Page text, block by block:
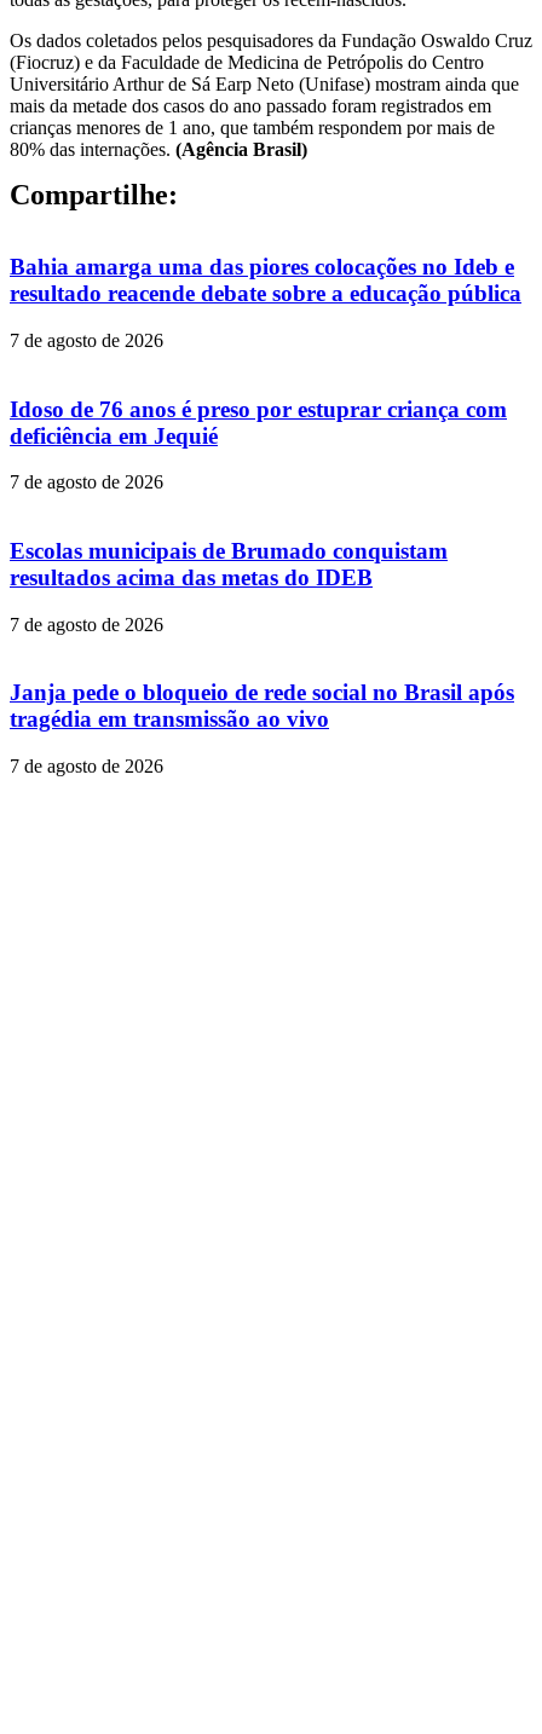
Os dados coletados pelos pesquisadores da Fundação Oswaldo Cruz
(Fiocruz) e da Faculdade de Medicina de Petrópolis do Centro
Universitário Arthur de Sá Earp Neto (Unifase) mostram ainda que
mais da metade dos casos do ano passado foram registrados em
crianças menores de 1 ano, que também respondem por mais de
80% das internações. (Agência Brasil)
Compartilhe:
Bahia amarga uma das piores colocações no Ideb e
resultado reacende debate sobre a educação pública
7 de agosto de 2026
Idoso de 76 anos é preso por estuprar criança com
deficiência em Jequié
7 de agosto de 2026
Escolas municipais de Brumado conquistam
resultados acima das metas do IDEB
7 de agosto de 2026
Janja pede o bloqueio de rede social no Brasil após
tragédia em transmissão ao vivo
7 de agosto de 2026